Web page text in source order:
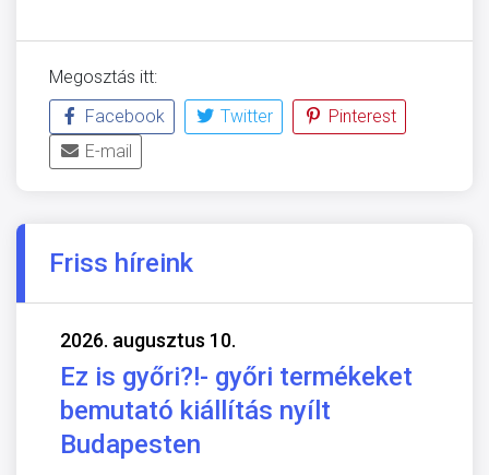
Megosztás itt:
Facebook
Twitter
Pinterest
E-mail
Friss híreink
2026. augusztus 10.
Ez is győri?!- győri termékeket
bemutató kiállítás nyílt
Budapesten